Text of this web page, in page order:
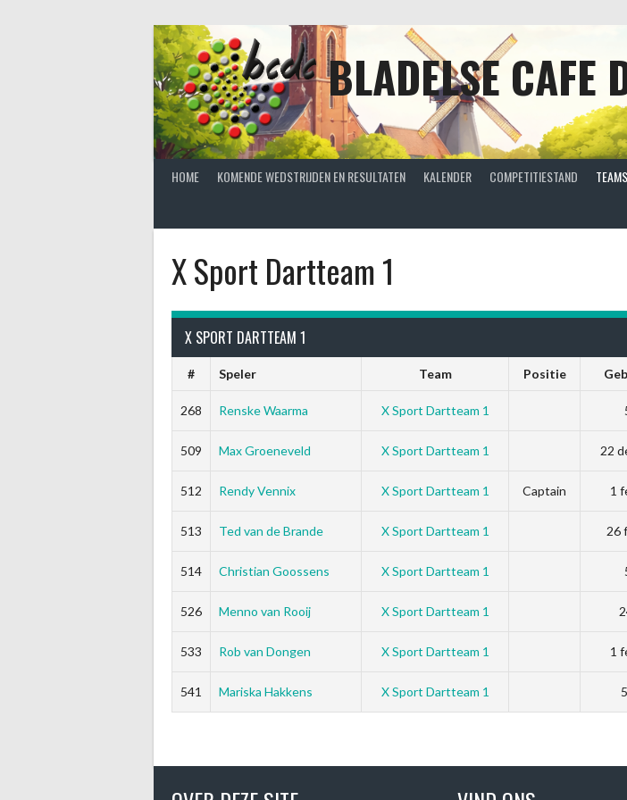
BLADELSE CAFE
HOME KOMENDE WEDSTRIJDEN EN RESULTATEN KALENDER COMPETITIESTAND TEAMS
X Sport Dartteam 1
X SPORT DARTTEAM 1
# Speler Team Positie
268 Renske Waarma X Sport Dartteam 1
509 Max Groeneveld X Sport Dartteam 1 22
512 Rendy Vennix X Sport Dartteam 1 Captain 1
513 Ted van de Brande X Sport Dartteam 1 26
514 Christian Goossens X Sport Dartteam 1
526 Menno van Rooij X Sport Dartteam 1
533 Rob van Dongen X Sport Dartteam 1 1
541 Mariska Hakkens X Sport Dartteam 1